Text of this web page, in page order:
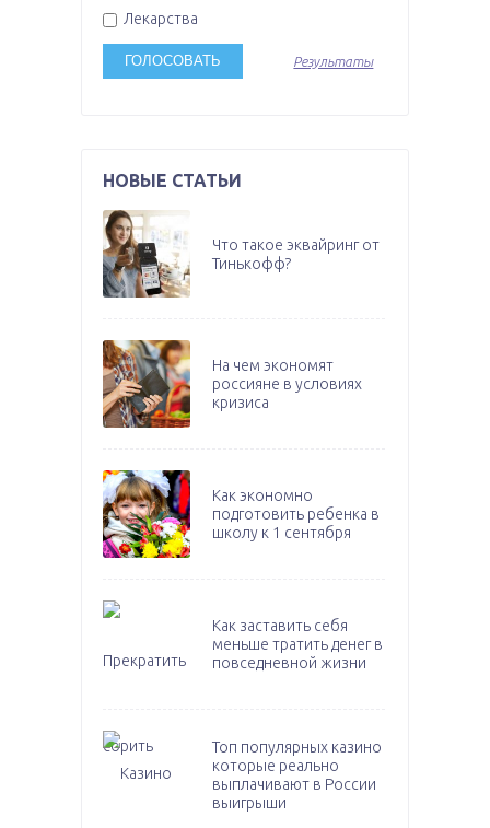
Лекарства
Результаты
НОВЫЕ СТАТЬИ
Что такое эквайринг от
Тинькофф?
На чем экономят
россияне в условиях
кризиса
Как экономно
подготовить ребенка в
школу к 1 сентября
Как заставить себя
меньше тратить денег в
повседневной жизни
Топ популярных казино
которые реально
выплачивают в России
выигрыши